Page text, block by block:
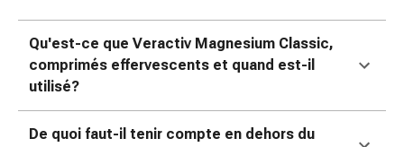
pansements
Pansements
Traitement
des
Qu'est-ce que Veractiv Magnesium Classic,
comprimés effervescents et quand est-il
utilisé?
De quoi faut-il tenir compte en dehors du